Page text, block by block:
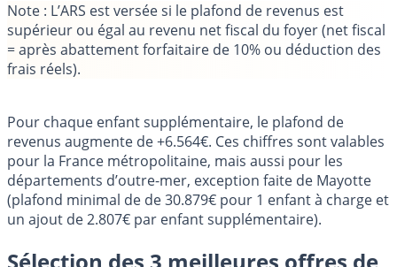
Note : L’ARS est versée si le plafond de revenus est
supérieur ou égal au revenu net fiscal du foyer (net fiscal
= après abattement forfaitaire de 10% ou déduction des
frais réels).
Pour chaque enfant supplémentaire, le plafond de
revenus augmente de +6.564€. Ces chiffres sont valables
pour la France métropolitaine, mais aussi pour les
départements d’outre-mer, exception faite de Mayotte
(plafond minimal de de 30.879€ pour 1 enfant à charge et
un ajout de 2.807€ par enfant supplémentaire).